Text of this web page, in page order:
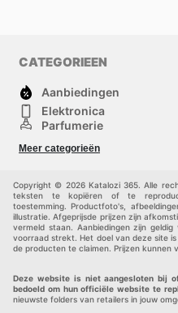
CATEGORIEEN
Aanbiedingen
Elektronica
Parfumerie
Kinderen
Meer categorieën
Copyright © 2026 Katalozi 365. Alle
teksten te kopiëren of te
toestemming. Productfoto's,
illustratie. Afgeprijsde prijzen zijn
vermeld staan. Aanbiedingen zijn
voorraad strekt. Het doel van deze site
de producten te claimen. Prijzen kunnen
Deze website is niet aangesloten bij
bedoeld om hun officiële website te
nieuwste folders van retailers in jouw